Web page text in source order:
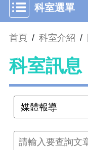
科室選單
首頁 / 科室介紹 /
科室訊息